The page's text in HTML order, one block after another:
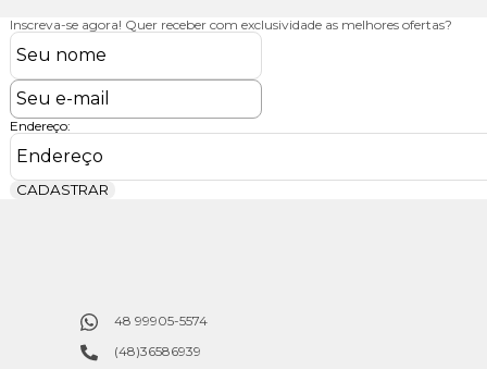
Inscreva-se agora! Quer receber com exclusividade as melhores ofertas?
Endereço:
CADASTRAR
48 99905-5574
(48)36586939